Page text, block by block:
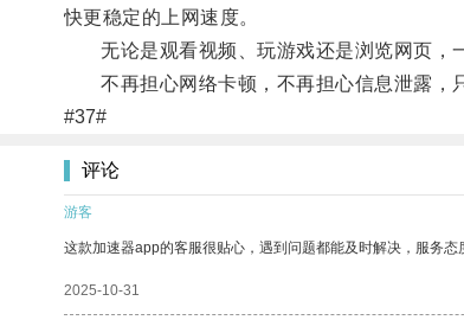
快更稳定的上网速度。
无论是观看视频、玩游戏还是浏览网页，一
不再担心网络卡顿，不再担心信息泄露，只
#37#
评论
游客
这款加速器app的客服很贴心，遇到问题都能及时解决，服务态
2025-10-31